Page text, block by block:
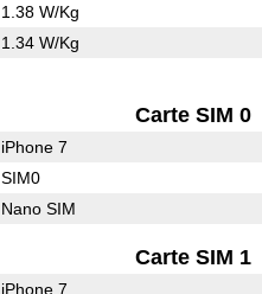
1.38 W/Kg
1.34 W/Kg
Carte SIM 0
iPhone 7
SIM0
Nano SIM
Carte SIM 1
iPhone 7